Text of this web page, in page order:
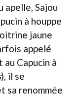
apelle, Sajou
à houppe
jaune
appelé
Capucin à
), il se
sa renommée